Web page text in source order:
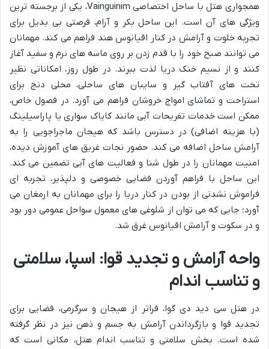
همجواری هتل با ساحل اختصاصی Vainguinim، یکی از برجسته ترین
ویژگی های آن است. این ساحل بکر و آرام، فرصتی بی بدیل برای
تجربه خلوت و آرامش در کنار اقیانوس هند فراهم می کند. مهمانان
می توانند صبح خود را با قدم زدن بر روی ماسه های نرم و سفید آغاز
کنند و از نسیم خنک دریا لذت ببرند. در طول روز، امکاناتی نظیر
تخت های آفتاب گیر و سایبان های ساحلی، محلی دنج برای
استراحت و تماشای امواج خروشان فراهم می آورد. در فصول خاص،
ممکن است خدمات تفریحات آبی مانند کایاک سواری یا پاراسیلینگ
(با هزینه اضافی) در دسترس باشد که هیجان ماجراجویی را به
آرامش ساحل اضافه می کند. حضور نجات غریق های آموزش دیده،
امنیت مهمانان را در طول شنا و فعالیت های آبی تضمین می کند.
این ساحل با فراهم آوردن فضایی خصوصی و دلپذیر، تجربه ای
فراموش نشدنی از بودن در کنار دریا را برای مهمانان به ارمغان می
آورد؛ جایی که می توان از شلوغی های معمول سواحل عمومی دور بود
و در سکوت و آرامش اقیانوس غرق شد.
واحه آرامش و تجدید قوا: اسپا، سلامتی
و تناسب اندام
در هتل سی دید دی گوا، فراتر از هیجان و سرگرمی، فضایی برای
تجدید قوا و بازگرداندن آرامش به جسم و ذهن نیز در نظر گرفته
شده است. بخش سلامتی و تناسب اندام هتل، مکانی است که